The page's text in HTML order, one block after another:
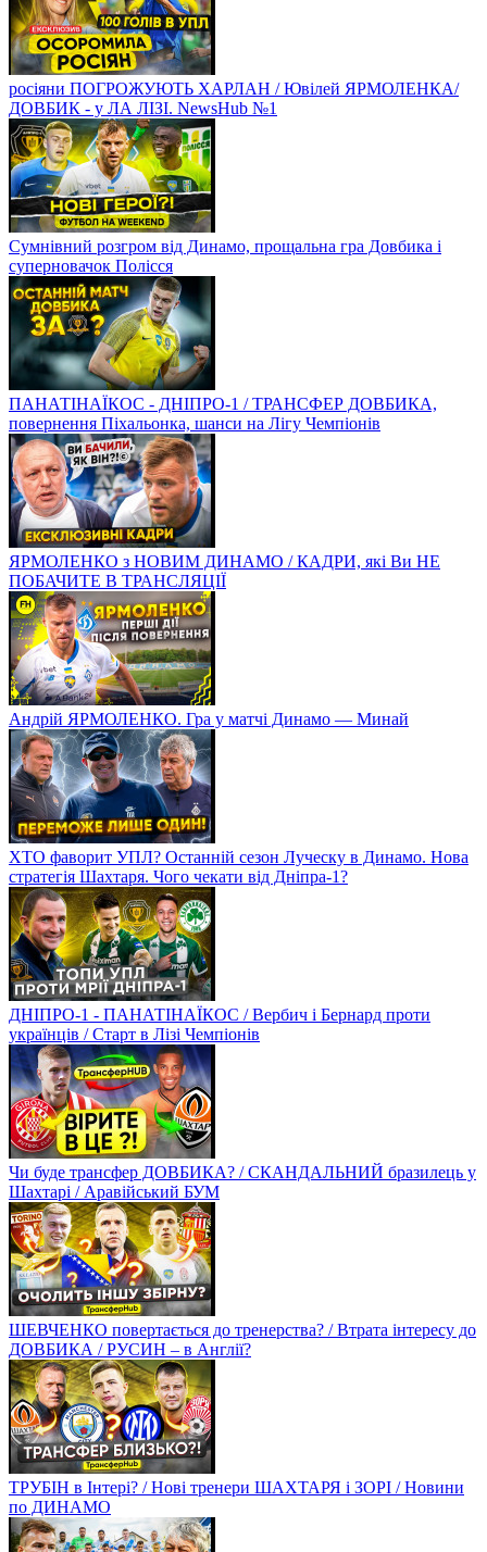
росіяни ПОГРОЖУЮТЬ ХАРЛАН / Ювілей ЯРМОЛЕНКА/
ДОВБИК - у ЛА ЛІЗІ. NewsHub №1
Сумнівний розгром від Динамо, прощальна гра Довбика і
суперновачок Полісся
ПАНАТІНАЇКОС - ДНІПРО-1 / ТРАНСФЕР ДОВБИКА,
повернення Піхальонка, шанси на Лігу Чемпіонів
ЯРМОЛЕНКО з НОВИМ ДИНАМО / КАДРИ, які Ви НЕ
ПОБАЧИТЕ В ТРАНСЛЯЦІЇ
Андрій ЯРМОЛЕНКО. Гра у матчі Динамо — Минай
ХТО фаворит УПЛ? Останній сезон Луческу в Динамо. Нова
стратегія Шахтаря. Чого чекати від Дніпра-1?
ДНІПРО-1 - ПАНАТІНАЇКОС / Вербич і Бернард проти
українців / Старт в Лізі Чемпіонів
Чи буде трансфер ДОВБИКА? / СКАНДАЛЬНИЙ бразилець у
Шахтарі / Аравійський БУМ
ШЕВЧЕНКО повертається до тренерства? / Втрата інтересу до
ДОВБИКА / РУСИН – в Англії?
ТРУБІН в Інтері? / Нові тренери ШАХТАРЯ і ЗОРІ / Новини
по ДИНАМО